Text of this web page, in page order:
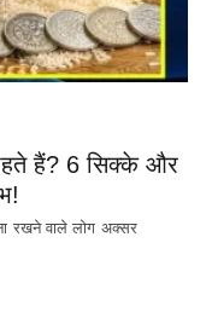
हैं? 6 सिक्के और
रखने वाले लोग अक्सर